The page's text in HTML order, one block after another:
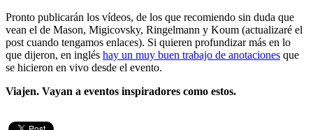
Pronto publicarán los vídeos, de los que recomiendo sin duda que
vean el de Mason, Migicovsky, Ringelmann y Koum (actualizaré el
post cuando tengamos enlaces). Si quieren profundizar más en lo
que dijeron, en inglés hay un muy buen trabajo de anotaciones que
se hicieron en vivo desde el evento.
Viajen. Vayan a eventos inspiradores como estos.